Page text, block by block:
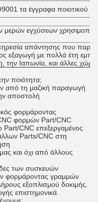
τα έγγραφα ποιοτικού
εγχύσεων
απάντησης που
με πολλά έτη
Ιαπωνία, και άλλες χώρες
ποιότητα;
από τη μαζική παραγωγή
αποστολή
φορμάροντας
φορμών Part/CNC
CNC επεξεργαμένος
Parts/CNC στη
και όχι από άλλους
των συσκευών
φορμάροντας γραμμών
εξοπλισμού δοκιμής.
επιστημονικά.